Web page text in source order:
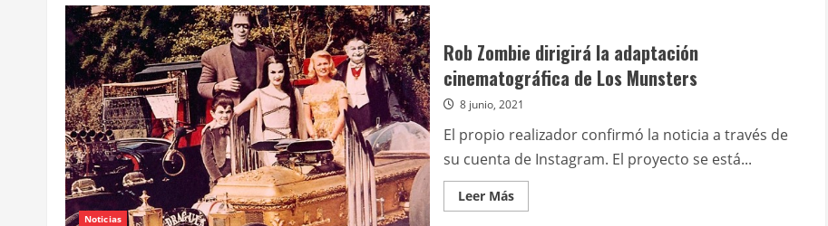
Brad
Pitt
reunirán
para
el
film
de
Jon
Watts
Noticias
Rob Zombie dirigirá la adaptación
cinematográfica de Los Munsters
8 junio, 2021
El propio realizador confirmó la noticia a través de
su cuenta de Instagram. El proyecto se está...
Leer MásLeer
más